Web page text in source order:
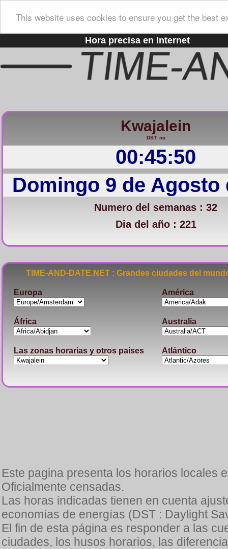
This website uses cookies to ensure you get the best
Hora precisa en Internet
Kwajalein
DST: no
00:45:51
Domingo 9 de Agosto
Numero del semanas : 32
Dia del año : 221
TIME-AND-DATE.NET : Grandes ciudades del
Europa América
África Australia
Las zonas horarias y otros paises Atlántico
Este pagina presenta los horarios locales
Oficialmente censadas.
Las horas indicadas tienen en cuenta
economías de energías (DST : Daylight
El fin de esta página es responder a las
ciudades, los husos horarios, las